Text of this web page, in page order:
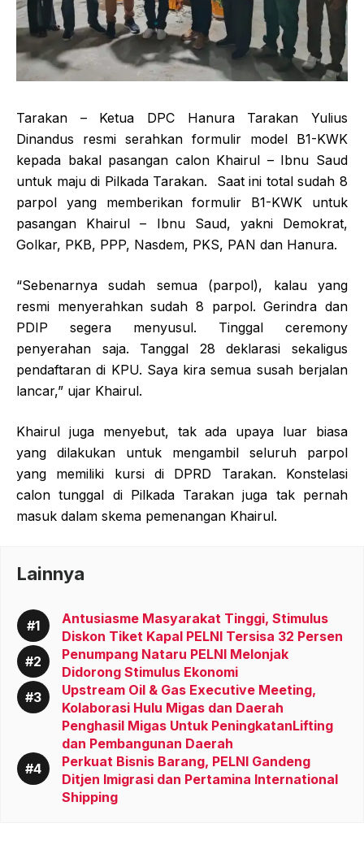
Tarakan – Ketua DPC Hanura Tarakan Yulius
Dinandus resmi serahkan formulir model B1-KWK
kepada bakal pasangan calon Khairul – Ibnu Saud
untuk maju di Pilkada Tarakan. Saat ini total sudah 8
parpol yang memberikan formulir B1-KWK untuk
pasangan Khairul – Ibnu Saud, yakni Demokrat,
Golkar, PKB, PPP, Nasdem, PKS, PAN dan Hanura.
“Sebenarnya sudah semua (parpol), kalau yang
resmi menyerahkan sudah 8 parpol. Gerindra dan
PDIP segera menyusul. Tinggal ceremony
penyerahan saja. Tanggal 28 deklarasi sekaligus
pendaftaran di KPU. Saya kira semua susah berjalan
lancar,” ujar Khairul.
Khairul juga menyebut, tak ada upaya luar biasa
yang dilakukan untuk mengambil seluruh parpol
yang memiliki kursi di DPRD Tarakan. Konstelasi
calon tunggal di Pilkada Tarakan juga tak pernah
masuk dalam skema pemenangan Khairul.
Lainnya
Antusiasme Masyarakat Tinggi, Stimulus
Diskon Tiket Kapal PELNI Tersisa 32 Persen
Penumpang Nataru PELNI Melonjak
Didorong Stimulus Ekonomi
Upstream Oil & Gas Executive Meeting,
Kolaborasi Hulu Migas dan Daerah
Penghasil Migas Untuk PeningkatanLifting
dan Pembangunan Daerah
Perkuat Bisnis Barang, PELNI Gandeng
Ditjen Imigrasi dan Pertamina International
Shipping